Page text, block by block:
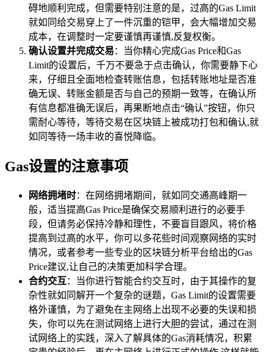
碍地顺利完成，但需要特别注意的是，过高的Gas Limit
就如同给交易穿上了一件沉重的铠甲，会大幅增加交易
成本，在调整时一定要谨慎再谨慎,反复权衡。
确认设置并完成交易 ：当你精心完成Gas Price和Gas
Limit的设置后，千万不要急于点击确认，你需要静下心
来，仔细且全面地检查转账信息，包括转账地址是否准
确无误、转账金额是否与自己的预期一致等，在确认所
有信息都准确无误后，再果断地点击“确认”按钮，你只
需耐心等待，等待交易在区块链上被成功打包和确认,就
如同等待一场丰收的喜悦降临。
Gas设置的注意事项
网络拥堵时：在网络拥堵期间，就如同交通高峰期一
般，适当提高Gas Price是确保交易顺利进行的必要手
段，但请务必保持冷静和理性，不要盲目跟风，将价格
提高到过高的水平，你可以多花些时间观察网络的实时
情况，或者参考一些专业的区块链分析平台给出的Gas
Price建议,让自己的决策更加科学合理。
合约交互 ：当你进行智能合约交互时，由于其操作的复
杂性就如同解开一个复杂的谜题，Gas Limit的设置需要
格外谨慎，为了避免在主网络上出现不必要的失误和损
失，你可以先在测试网络上进行大胆的尝试，通过在测
试网络上的实践，深入了解具体的Gas消耗情况，积累